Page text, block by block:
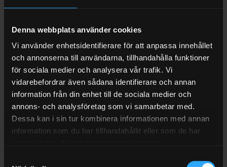
Denna webbplats använder cookies
Vi använder enhetsidentifierare för att anpassa innehållet
och annonserna till användarna, tillhandahålla funktioner
för sociala medier och analysera vår trafik. Vi
vidarebefordrar även sådana identifierare och annan
information från din enhet till de sociala medier och
annons- och analysföretag som vi samarbetar med.
Dessa kan i sin tur kombinera informationen med annan
information som du har tillhandahållit eller som de har
Gasolvåg med bluetooth – iGasView används för att hålla koll
den flaska och app eller utrustning som ska användas.
Artikelnr:G900-001
BESTÄLLD TILL LAGER
Vill du få ett meddelande när denna produkt är tillbaka i
lager?